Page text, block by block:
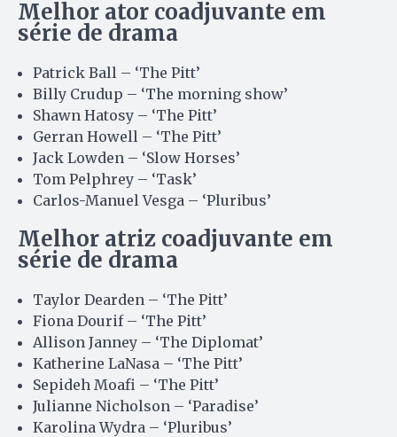
Melhor ator coadjuvante em
série de drama
Patrick Ball – ‘The Pitt’
Billy Crudup – ‘The morning show’
Shawn Hatosy – ‘The Pitt’
Gerran Howell – ‘The Pitt’
Jack Lowden – ‘Slow Horses’
Tom Pelphrey – ‘Task’
Carlos-Manuel Vesga – ‘Pluribus’
Melhor atriz coadjuvante em
série de drama
Taylor Dearden – ‘The Pitt’
Fiona Dourif – ‘The Pitt’
Allison Janney – ‘The Diplomat’
Katherine LaNasa – ‘The Pitt’
Sepideh Moafi – ‘The Pitt’
Julianne Nicholson – ‘Paradise’
Karolina Wydra – ‘Pluribus’